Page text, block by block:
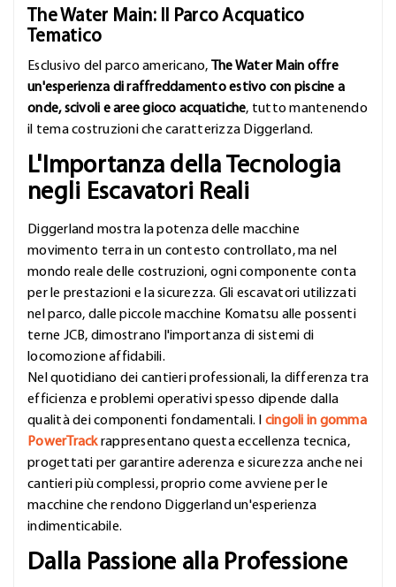
The Water Main: Il Parco Acquatico
Tematico
Esclusivo del parco americano,
The Water Main offre
un'esperienza di raffreddamento estivo con piscine a
onde, scivoli e aree gioco acquatiche, tutto mantenendo
il tema costruzioni che caratterizza Diggerland.
L'Importanza della Tecnologia
negli Escavatori Reali
Diggerland mostra la potenza delle macchine
movimento terra in un contesto controllato, ma nel
mondo reale delle costruzioni, ogni componente conta
per le prestazioni e la sicurezza. Gli escavatori utilizzati
nel parco, dalle piccole macchine Komatsu alle possenti
terne JCB, dimostrano l'importanza di sistemi di
locomozione affidabili.
Nel quotidiano dei cantieri professionali, la differenza tra
efficienza e problemi operativi spesso dipende dalla
qualità dei componenti fondamentali. I
cingoli in gomma
PowerTrackrappresentano questa eccellenza tecnica,
progettati per garantire aderenza e sicurezza anche nei
cantieri più complessi, proprio come avviene per le
macchine che rendono Diggerland un'esperienza
indimenticabile.
Dalla Passione alla Professione